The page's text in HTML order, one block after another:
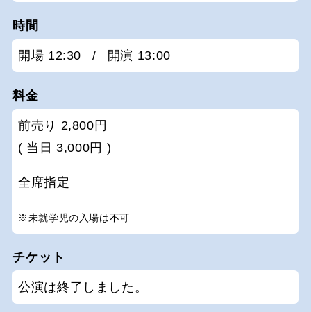
時間
開場 12:30 / 開演 13:00
料金
前売り 2,800円
( 当日 3,000円 )
全席指定
※未就学児の入場は不可
チケット
公演は終了しました。